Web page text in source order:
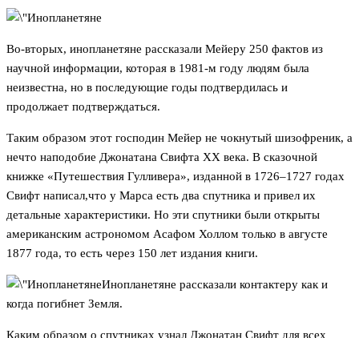
Во-вторых, инопланетяне рассказали Мейеру 250 фактов из
научной информации, которая в 1981-м году людям была
неизвестна, но в последующие годы подтвердилась и
продолжает подтверждаться.
Таким образом этот господин Мейер не чокнутый шизофреник, а
нечто наподобие Джонатана Свифта XX века. В сказочной
книжке «Путешествия Гулливера», изданной в 1726–1727 годах
Свифт написал,что у Марса есть два спутника и привел их
детальные характеристики. Но эти спутники были открыты
американским астрономом Асафом Холлом только в августе
1877 года, то есть через 150 лет издания книги.
Инопланетяне рассказали контактеру как и
когда погибнет Земля.
Каким образом о спутниках узнал Джонатан Свифт для всех